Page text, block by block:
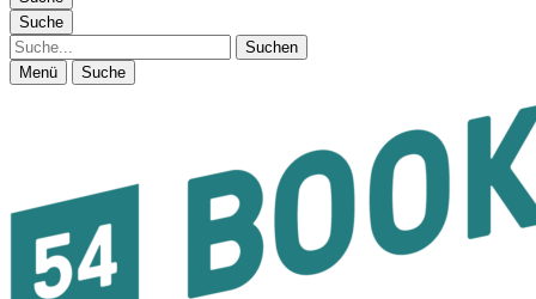
Suche
Suche
Menü Suche